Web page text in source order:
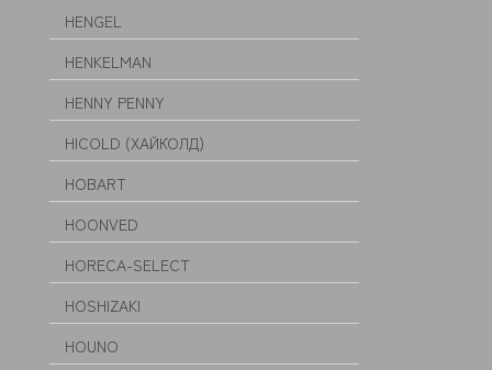
HENGEL
HENKELMAN
HENNY PENNY
HICOLD (ХАЙКОЛД)
HOBART
HOONVED
HORECA-SELECT
HOSHIZAKI
HOUNO